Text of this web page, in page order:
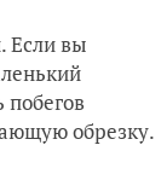
Если вы
побегов
обрезку.